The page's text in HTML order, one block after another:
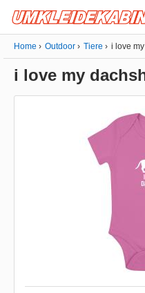
Home Outdoor Tiere i love
i love my